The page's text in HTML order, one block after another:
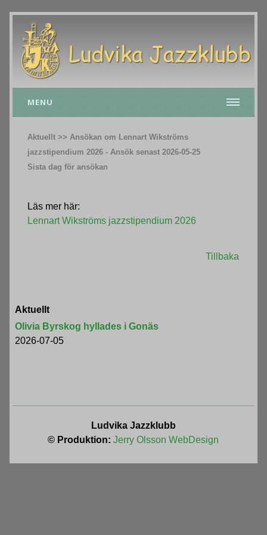
MENU
Aktuellt >> Ansökan om Lennart Wikströms
jazzstipendium 2026 - Ansök senast 2026-05-25
Sista dag för ansökan
Läs mer här:
Lennart Wikströms jazzstipendium 2026
Tillbaka
Aktuellt
Olivia Byrskog hyllades i Gonäs
2026-07-05
Ludvika Jazzklubb
© Produktion: Jerry Olsson WebDesign